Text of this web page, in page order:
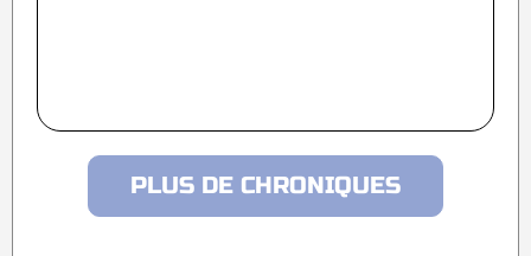
PLUS DE CHRONIQUES